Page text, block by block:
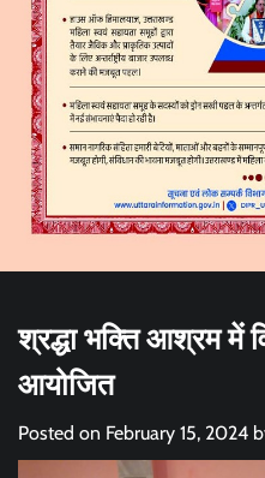
श्रद्धा भक्ति आश्रम में
आयोजित
Posted on February 15, 2024